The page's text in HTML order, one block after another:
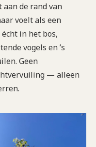
aan de rand van
voelt als een
in het bos,
vogels en ’s
Geen
— alleen